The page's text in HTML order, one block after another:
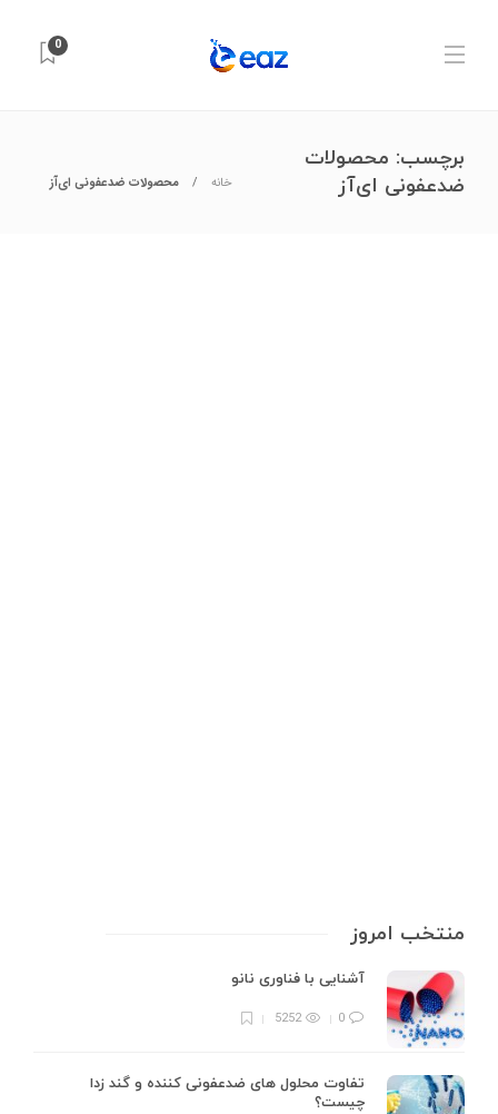
0
برچسب: محصولات
ضدعفونی ای‌آز
خانه محصولات ضدعفونی ای‌آز
منتخب امروز
آشنایی با فناوری نانو
0
5252
تفاوت محلول های ضدعفونی کننده و گند زدا
چیست؟